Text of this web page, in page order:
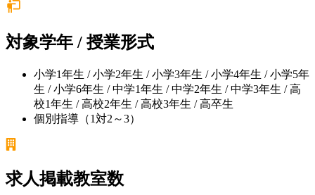
対象学年 / 授業形式
小学1年生 / 小学2年生 / 小学3年生 / 小学4年生 / 小学5年
生 / 小学6年生 / 中学1年生 / 中学2年生 / 中学3年生 / 高
校1年生 / 高校2年生 / 高校3年生 / 高卒生
個別指導（1対2～3）
求人掲載教室数